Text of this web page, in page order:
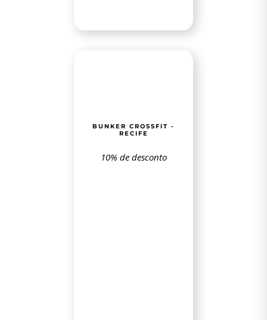
BUNKER CROSSFIT -
RECIFE
10% de desconto